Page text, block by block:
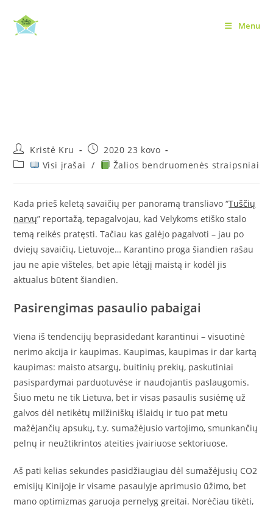
content
Menu
Maisto filosofija krizės
Post
author:
Kristė Kru
Post
published:
2020 23 kovo
Post
Visi įrašai / Žalios bendruomenės straipsniai
Kada prieš keletą savaičių per panoramą transliavo “Tuščių
narvų” reportažą, tepagalvojau, kad Velykoms etiško stalo
temą reikės pratęsti. Tačiau kas galėjo pagalvoti – jau po
dviejų savaičių, Lietuvoje… Karantino proga šiandien rašau
jau ne apie višteles, bet apie lėtąjį maistą ir kodėl jis
aktualus būtent šiandien.
Pasirengimas pasaulio pabaigai
Viena iš tendencijų beprasidedant karantinui – visuotinė
nerimo akcija ir kaupimas. Kaupimas, kaupimas ir dar kartą
kaupimas: maisto atsargų, buitinių prekių, paskutiniai
pasispardymai parduotuvėse ir naudojantis paslaugomis.
Šiuo metu ne tik Lietuva, bet ir visas pasaulis susiėmę už
galvos dėl netikėtų milžiniškų išlaidų ir tuo pat metu
mažėjančių apsukų, t.y. sumažėjusio vartojimo, smunkančių
pelnų ir neužtikrintos ateities įvairiuose sektoriuose.
Aš pati kelias sekundes pasidžiaugiau dėl sumažėjusių CO2
emisijų Kinijoje ir visame pasaulyje aprimusio ūžimo, bet
mano optimizmas garuoja pernelyg greitai. Norėčiau tikėti,